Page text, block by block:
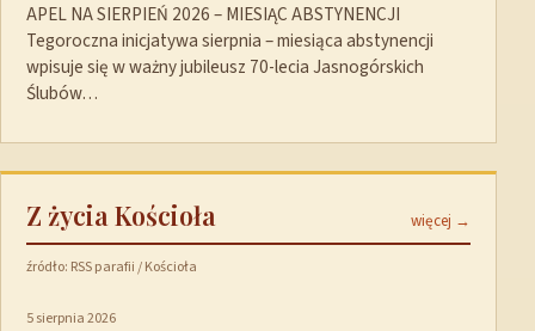
APEL NA SIERPIEŃ 2026 – MIESIĄC ABSTYNENCJI
Tegoroczna inicjatywa sierpnia – miesiąca abstynencji
wpisuje się w ważny jubileusz 70-lecia Jasnogórskich
Ślubów…
Z życia Kościoła więcej →
źródło: RSS parafii / Kościoła
5 sierpnia 2026